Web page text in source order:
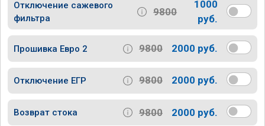
Отключение сажевого
фильтра
9800
1000
руб.
Прошивка Евро 2 9800 2000 руб.
Отключение ЕГР 9800 2000 руб.
Возврат стока 9800 2000 руб.